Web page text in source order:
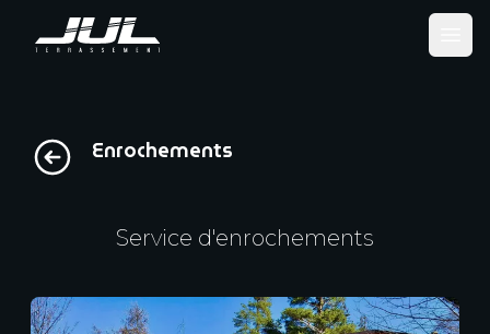
Enrochements
Service d'enrochements